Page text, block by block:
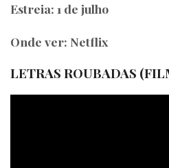
Estreia: 1 de julho
Onde ver: Netflix
LETRAS ROUBADAS